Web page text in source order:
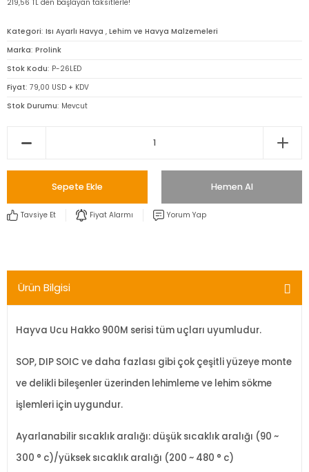
219,56 TL den başlayan taksitlerle!
Kategori Isı Ayarlı Havya , Lehim ve Havya Malzemeleri
Marka Prolink
Stok Kodu P-26LED
Fiyat 79,00 USD + KDV
Stok Durumu Mevcut
Sepete Ekle Hemen Al
Tavsiye Et Fiyat Alarmı Yorum Yap
Ürün Bilgisi
Hayva Ucu Hakko 900M serisi tüm uçları uyumludur.
SOP, DIP SOIC ve daha fazlası gibi çok çeşitli yüzeye monte
ve delikli bileşenler üzerinden lehimleme ve lehim sökme
işlemleri için uygundur.
Ayarlanabilir sıcaklık aralığı: düşük sıcaklık aralığı (90 ~
300 ° c)/yüksek sıcaklık aralığı (200 ~ 480 ° c)